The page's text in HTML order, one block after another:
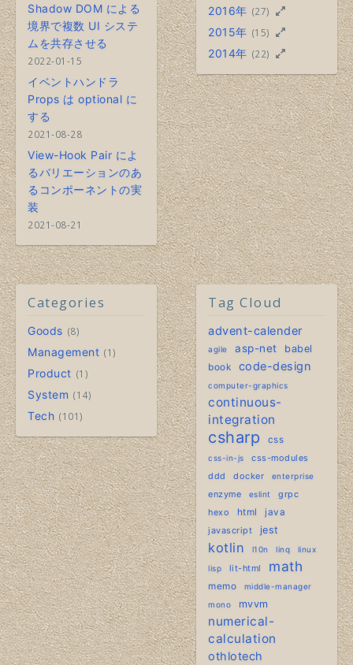
Shadow DOM による
境界で複数 UI システ
ムを共存させる
2022-01-15
イベントハンドラ
Props は optional に
する
2021-08-28
View-Hook Pair によ
るバリエーションのあ
るコンポーネントの実
装
2021-08-21
2016年 (27)
2015年 (15)
2014年 (22)
Categories
Goods 8
Management 1
Product 1
System 14
Tech 101
Tag Cloud
advent-calender
agile asp-net babel
book code-design
computer-graphics
continuous-
integration
csharp css
css-in-js
css-modules
ddd
docker enterprise
enzyme eslint
grpc
hexo
html
java
javascript
jest
kotlin l10n linq
linux
lisp
lit-html math
memo
middle-manager
mono
mvvm
numerical-
calculation
othlotech